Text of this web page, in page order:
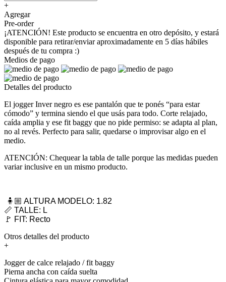
+
Agregar
Pre-order
¡ATENCIÓN! Este producto se encuentra en otro depósito, y estará
disponible para retirar/enviar aproximadamente en 5 días hábiles
después de tu compra :)
Medios de pago
Detalles del producto
El jogger Inver negro es ese pantalón que te ponés “para estar
cómodo” y termina siendo el que usás para todo. Corte relajado,
caída amplia y ese fit baggy que no pide permiso: se adapta al plan,
no al revés. Perfecto para salir, quedarse o improvisar algo en el
medio.
ATENCIÓN: Chequear la tabla de talle porque las medidas pueden
variar inclusive en un mismo producto.
🧍🏼 ALTURA MODELO: 1.82
📏 TALLE: L
🚩 FIT: Recto
Otros detalles del producto
+
Jogger de calce relajado / fit baggy
Pierna ancha con caída suelta